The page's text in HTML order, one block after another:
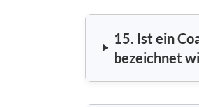
15. Ist ein
bezeichnet